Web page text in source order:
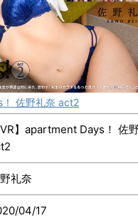
！ 佐野礼奈 act2
VR】apartment Days！ 佐
礼奈
04/17